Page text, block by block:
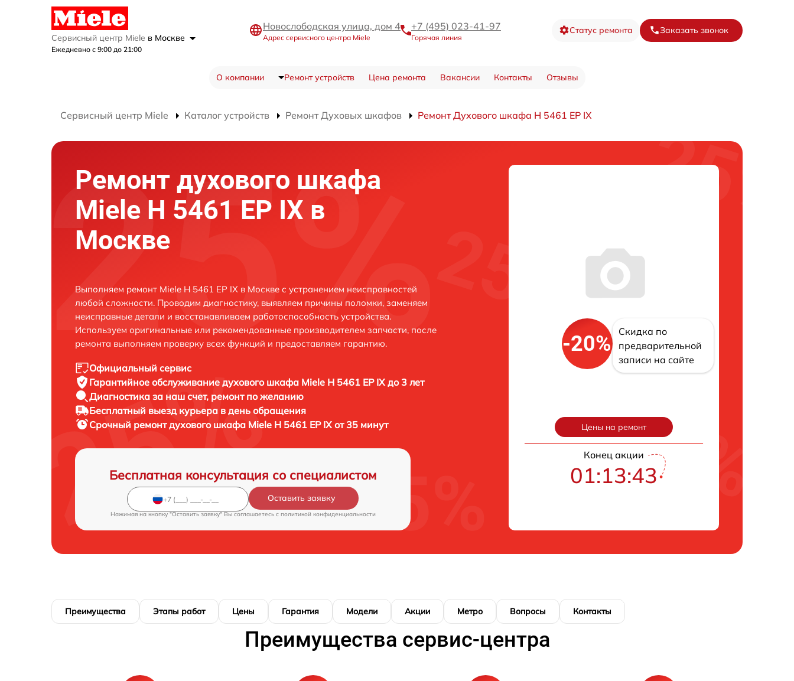
Сервисный центр Miele в Москве
Ежедневно с 9:00 до 21:00
Новослободская улица, дом 4
Адрес сервисного центра Miele
+7 (495) 023-41-97
Горячая линия
Статус ремонта Заказать звонок
О компании Ремонт устройств Цена ремонта Вакансии Контакты Отзывы
Сервисный центр Miele Каталог устройств Ремонт Духовых шкафов Ремонт Духового шкафа H 5461 EP IX
Ремонт духового шкафа
Miele H 5461 EP IX в
Москве
Выполняем ремонт Miele H 5461 EP IX в Москве с устранением неисправностей
любой сложности. Проводим диагностику, выявляем причины поломки, заменяем
неисправные детали и восстанавливаем работоспособность устройства.
Используем оригинальные или рекомендованные производителем запчасти, после
ремонта выполняем проверку всех функций и предоставляем гарантию.
Официальный сервис
Гарантийное обслуживание духового шкафа Miele H 5461 EP IX до 3 лет
Диагностика за наш счет, ремонт по желанию
Бесплатный выезд курьера в день обращения
Срочный ремонтдухового шкафа Miele H 5461 EP IX от 35 минут
Бесплатная консультация со специалистом
Оставить заявку
Нажимая на кнопку "Оставить заявку" Вы соглашаетесь c политикой конфиденциальности
-20%
Скидка по
предварительной
записи на сайте
Цены на ремонт
Конец акции
01:13:42
Преимущества Этапы работ Цены Гарантия Модели Акции Метро Вопросы Контакты
Преимущества сервис-центра